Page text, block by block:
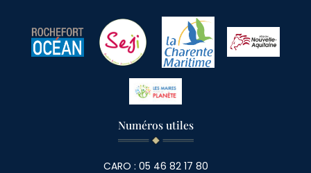
Numéros utiles
CARO : 05 46 82 17 80